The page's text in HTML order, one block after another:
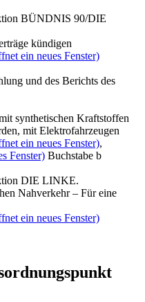
BÜNDNIS 90/DIE
kündigen
ein neues Fenster)
und des Berichts des
synthetischen Kraftstoffen
mit Elektrofahrzeugen
ein neues Fenster),
Fenster) Buchstabe b
DIE LINKE.
Nahverkehr – Für eine
ein neues Fenster)